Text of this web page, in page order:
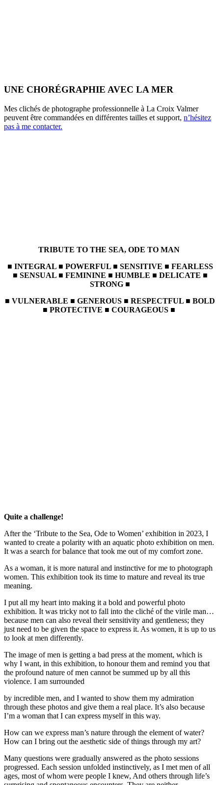
UNE CHORÉGRAPHIE AVEC LA MER
Mes clichés de photographe professionnelle à La Croix Valmer
peuvent être commandées en différentes tailles et support, n’hésitez
pas à me contacter.
TRIBUTE TO THE SEA, ODE TO MAN
■ INTEGRAL ■ POWERFUL ■ SENSITIVE ■ FEARLESS
■ SENSUAL ■ FEMININE ■ HUMBLE ■ DELICATE ■
STRONG ■
■ VULNERABLE ■ GENEROUS ■ RESPECTFUL ■ BOLD
■ PROTECTIVE ■ COURAGEOUS ■
Quite a challenge!
After the ‘Tribute to the Sea, Ode to Women’ exhibition in 2023, I
wanted to create a polarity with an aquatic photo exhibition on men.
It was a search for balance that took me out of my comfort zone.
As a woman, it is more natural and instinctive for me to photograph
women. This exhibition took its time to mature and reveal its true
meaning.
I put all my heart into making it a bold and powerful photo
exhibition. It was tricky not to fall into the cliché of the virile man…
because men can also reveal their sensitivity and gentleness; they
just need to be given the space to express it. As women, it is up to us
to look at men differently.
The image of men is getting a bad press at the moment, which is
why I want, in this exhibition, to honour them and remind you that
the profound nature of men cannot be summed up by all this
violence. I am surrounded
by incredible men, and I wanted to show them my admiration
through these photos and give them a real place. It’s also because
I’m a woman that I can express myself in this way.
How can we express man’s nature through the element of water?
How can I bring out the aesthetic side of things through my art?
Many questions were gradually answered as the photo sessions
progressed. Each session unfolded instinctively, as I met men of all
ages, most of whom were people I knew, And others through life’s